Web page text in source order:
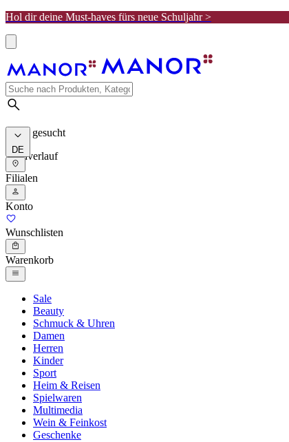
Hol dir deine Must-haves fürs neue Schuljahr >
Meist gesucht
Suchverlauf
DE
Filialen
Konto
Wunschlisten
Warenkorb
Sale
Beauty
Schmuck & Uhren
Damen
Herren
Kinder
Sport
Heim & Reisen
Spielwaren
Multimedia
Wein & Feinkost
Geschenke